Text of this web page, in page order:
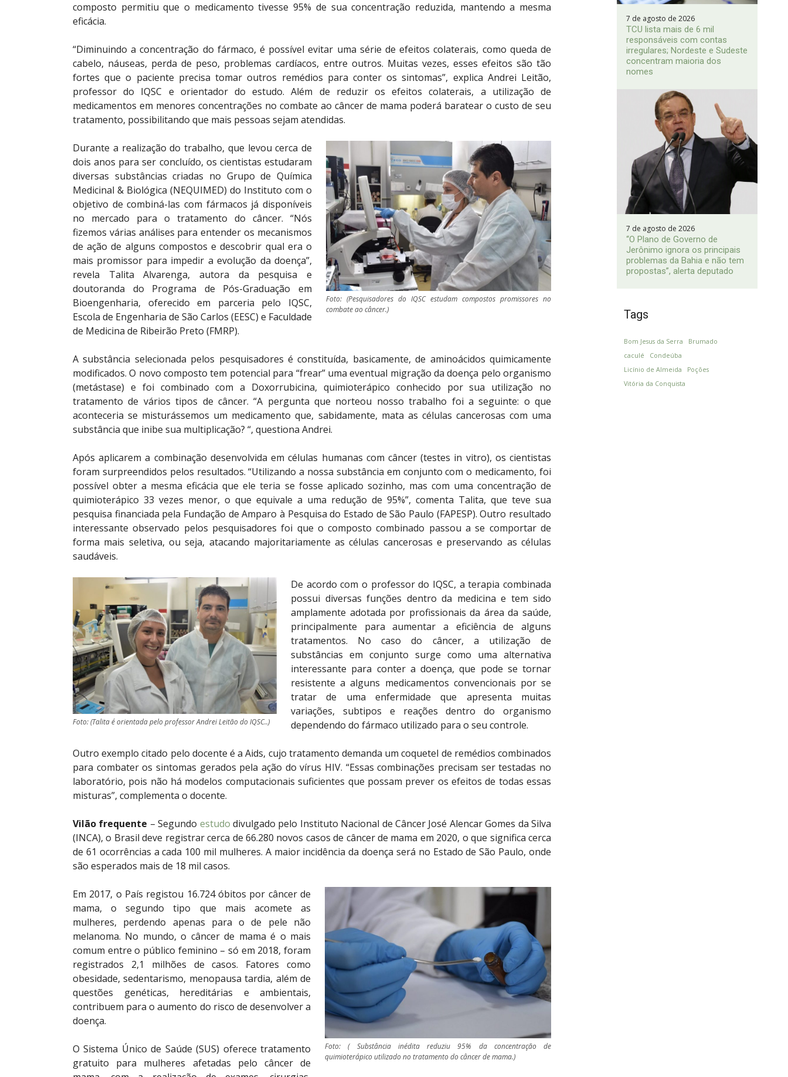
composto permitiu que o medicamento tivesse 95% de sua concentração reduzida, mantendo a mesma
eficácia.
“Diminuindo a concentração do fármaco, é possível evitar uma série de efeitos colaterais, como queda de
cabelo, náuseas, perda de peso, problemas cardíacos, entre outros. Muitas vezes, esses efeitos são tão
fortes que o paciente precisa tomar outros remédios para conter os sintomas”, explica Andrei Leitão,
professor do IQSC e orientador do estudo. Além de reduzir os efeitos colaterais, a utilização de
medicamentos em menores concentrações no combate ao câncer de mama poderá baratear o custo de seu
tratamento, possibilitando que mais pessoas sejam atendidas.
Foto: (Pesquisadores do IQSC estudam compostos promissores no
combate ao câncer.)
Durante a realização do trabalho, que levou cerca de
dois anos para ser concluído, os cientistas estudaram
diversas substâncias criadas no Grupo de Química
Medicinal & Biológica (NEQUIMED) do Instituto com o
objetivo de combiná-las com fármacos já disponíveis
no mercado para o tratamento do câncer. “Nós
fizemos várias análises para entender os mecanismos
de ação de alguns compostos e descobrir qual era o
mais promissor para impedir a evolução da doença”,
revela Talita Alvarenga, autora da pesquisa e
doutoranda do Programa de Pós-Graduação em
Bioengenharia, oferecido em parceria pelo IQSC,
Escola de Engenharia de São Carlos (EESC) e Faculdade
de Medicina de Ribeirão Preto (FMRP).
A substância selecionada pelos pesquisadores é constituída, basicamente, de aminoácidos quimicamente
modificados. O novo composto tem potencial para “frear” uma eventual migração da doença pelo organismo
(metástase) e foi combinado com a Doxorrubicina, quimioterápico conhecido por sua utilização no
tratamento de vários tipos de câncer. “A pergunta que norteou nosso trabalho foi a seguinte: o que
aconteceria se misturássemos um medicamento que, sabidamente, mata as células cancerosas com uma
substância que inibe sua multiplicação? “, questiona Andrei.
Após aplicarem a combinação desenvolvida em células humanas com câncer (testes in vitro), os cientistas
foram surpreendidos pelos resultados. “Utilizando a nossa substância em conjunto com o medicamento, foi
possível obter a mesma eficácia que ele teria se fosse aplicado sozinho, mas com uma concentração de
quimioterápico 33 vezes menor, o que equivale a uma redução de 95%”, comenta Talita, que teve sua
pesquisa financiada pela Fundação de Amparo à Pesquisa do Estado de São Paulo (FAPESP). Outro resultado
interessante observado pelos pesquisadores foi que o composto combinado passou a se comportar de
forma mais seletiva, ou seja, atacando majoritariamente as células cancerosas e preservando as células
saudáveis.
Foto: (Talita é orientada pelo professor Andrei Leitão do IQSC..)
De acordo com o professor do IQSC, a terapia combinada
possui diversas funções dentro da medicina e tem sido
amplamente adotada por profissionais da área da saúde,
principalmente para aumentar a eficiência de alguns
tratamentos. No caso do câncer, a utilização de
substâncias em conjunto surge como uma alternativa
interessante para conter a doença, que pode se tornar
resistente a alguns medicamentos convencionais por se
tratar de uma enfermidade que apresenta muitas
variações, subtipos e reações dentro do organismo
dependendo do fármaco utilizado para o seu controle.
Outro exemplo citado pelo docente é a Aids, cujo tratamento demanda um coquetel de remédios combinados
para combater os sintomas gerados pela ação do vírus HIV. “Essas combinações precisam ser testadas no
laboratório, pois não há modelos computacionais suficientes que possam prever os efeitos de todas essas
misturas”, complementa o docente.
Vilão frequente – Segundo estudo divulgado pelo Instituto Nacional de Câncer José Alencar Gomes da Silva
(INCA), o Brasil deve registrar cerca de 66.280 novos casos de câncer de mama em 2020, o que significa cerca
de 61 ocorrências a cada 100 mil mulheres. A maior incidência da doença será no Estado de São Paulo, onde
são esperados mais de 18 mil casos.
Foto: ( Substância inédita reduziu 95% da concentração de
quimioterápico utilizado no tratamento do câncer de mama.)
Em 2017, o País registou 16.724 óbitos por câncer de
mama, o segundo tipo que mais acomete as
mulheres, perdendo apenas para o de pele não
melanoma. No mundo, o câncer de mama é o mais
comum entre o público feminino – só em 2018, foram
registrados 2,1 milhões de casos. Fatores como
obesidade, sedentarismo, menopausa tardia, além de
questões genéticas, hereditárias e ambientais,
contribuem para o aumento do risco de desenvolver a
doença.
O Sistema Único de Saúde (SUS) oferece tratamento
gratuito para mulheres afetadas pelo câncer de
7 de agosto de 2026
TCU lista mais de 6 mil
responsáveis com contas
irregulares; Nordeste e Sudeste
concentram maioria dos
nomes
7 de agosto de 2026
“O Plano de Governo de
Jerônimo ignora os principais
problemas da Bahia e não tem
propostas”, alerta deputado
Tags
Bom Jesus da Serra
Brumado
caculé
Condeúba
Licínio de Almeida
Poções
Vitória da Conquista